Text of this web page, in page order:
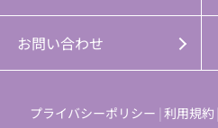
お問い合わせ
プライバシーポリシー 利用規約